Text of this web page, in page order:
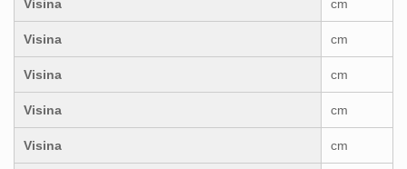
Visina cm
Visina cm
Visina cm
Visina cm
Visina cm